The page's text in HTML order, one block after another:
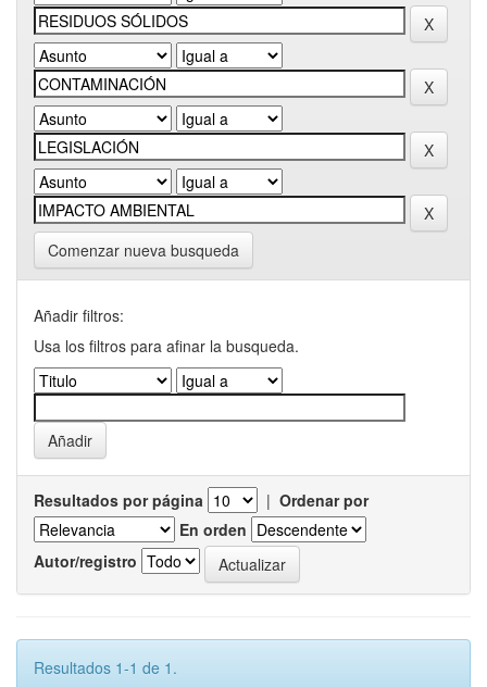
Comenzar nueva busqueda
Añadir filtros:
Usa los filtros para afinar la busqueda.
Resultados por página | Ordenar por
En orden
Autor/registro
Resultados 1-1 de 1.